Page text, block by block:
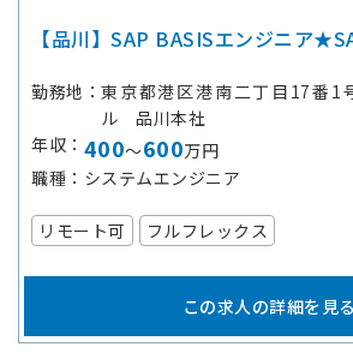
【品川】SAP BASISエンジニア
勤務地
東京都港区港南二丁目17番1
ル 品川本社
年収
400～600万円
職種
システムエンジニア
リモート可 フルフレックス
この求人の詳細を見る